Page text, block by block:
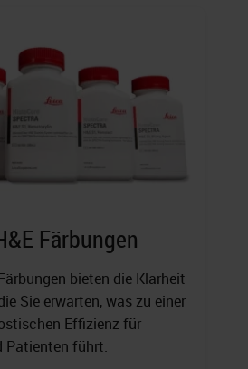
Färbungen
bieten die Klarheit
Sie erwarten, was zu einer
Effizienz für
Patienten führt.